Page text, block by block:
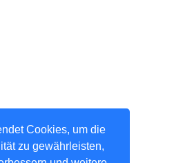
Cookies, um die
zu gewährleisten,